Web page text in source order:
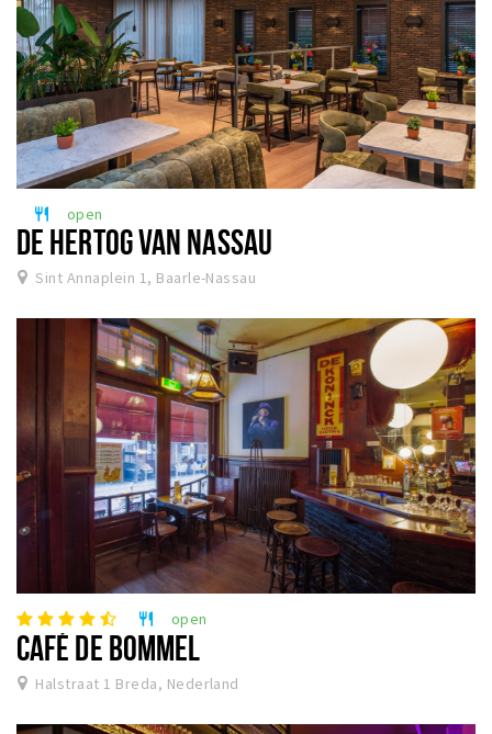
restaurant open
DE HERTOG VAN NASSAU
Sint Annaplein 1, Baarle-Nassau
restaurant open
CAFÉ DE BOMMEL
Halstraat 1 Breda, Nederland